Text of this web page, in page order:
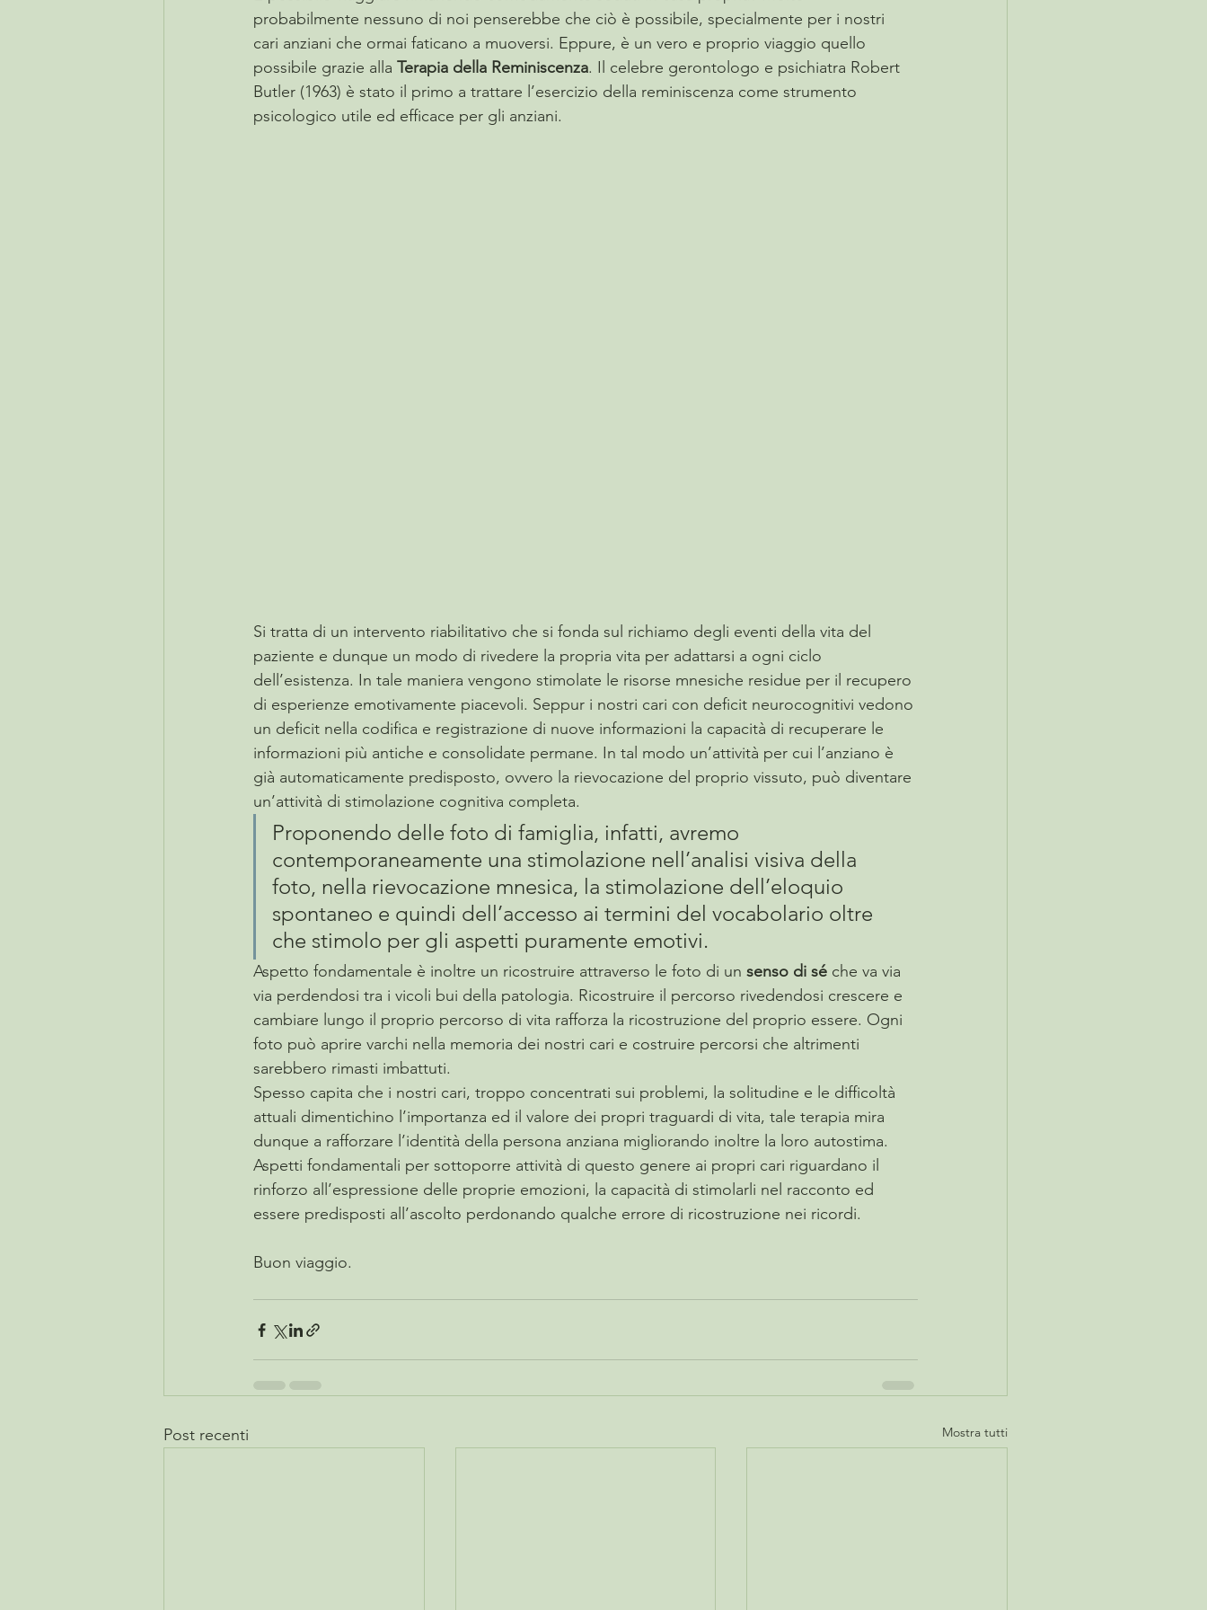
probabilmente nessuno di noi penserebbe che ciò è possibile, specialmente per i nostri
cari anziani che ormai faticano a muoversi. Eppure, è un vero e proprio viaggio quello
possibile grazie alla Terapia della Reminiscenza. Il celebre gerontologo e psichiatra Robert
Butler (1963) è stato il primo a trattare l’esercizio della reminiscenza come strumento
psicologico utile ed efficace per gli anziani.
Si tratta di un intervento riabilitativo che si fonda sul richiamo degli eventi della vita del
paziente e dunque un modo di rivedere la propria vita per adattarsi a ogni ciclo
dell’esistenza. In tale maniera vengono stimolate le risorse mnesiche residue per il recupero
di esperienze emotivamente piacevoli. Seppur i nostri cari con deficit neurocognitivi vedono
un deficit nella codifica e registrazione di nuove informazioni la capacità di recuperare le
informazioni più antiche e consolidate permane. In tal modo un’attività per cui l’anziano è
già automaticamente predisposto, ovvero la rievocazione del proprio vissuto, può diventare
un’attività di stimolazione cognitiva completa.
Proponendo delle foto di famiglia, infatti, avremo
contemporaneamente una stimolazione nell’analisi visiva della
foto, nella rievocazione mnesica, la stimolazione dell’eloquio
spontaneo e quindi dell’accesso ai termini del vocabolario oltre
che stimolo per gli aspetti puramente emotivi.
Aspetto fondamentale è inoltre un ricostruire attraverso le foto di un senso di sé che va via
via perdendosi tra i vicoli bui della patologia. Ricostruire il percorso rivedendosi crescere e
cambiare lungo il proprio percorso di vita rafforza la ricostruzione del proprio essere. Ogni
foto può aprire varchi nella memoria dei nostri cari e costruire percorsi che altrimenti
sarebbero rimasti imbattuti.
Spesso capita che i nostri cari, troppo concentrati sui problemi, la solitudine e le difficoltà
attuali dimentichino l’importanza ed il valore dei propri traguardi di vita, tale terapia mira
dunque a rafforzare l’identità della persona anziana migliorando inoltre la loro autostima.
Aspetti fondamentali per sottoporre attività di questo genere ai propri cari riguardano il
rinforzo all’espressione delle proprie emozioni, la capacità di stimolarli nel racconto ed
essere predisposti all’ascolto perdonando qualche errore di ricostruzione nei ricordi.
Buon viaggio.
Post recenti Mostra tutti